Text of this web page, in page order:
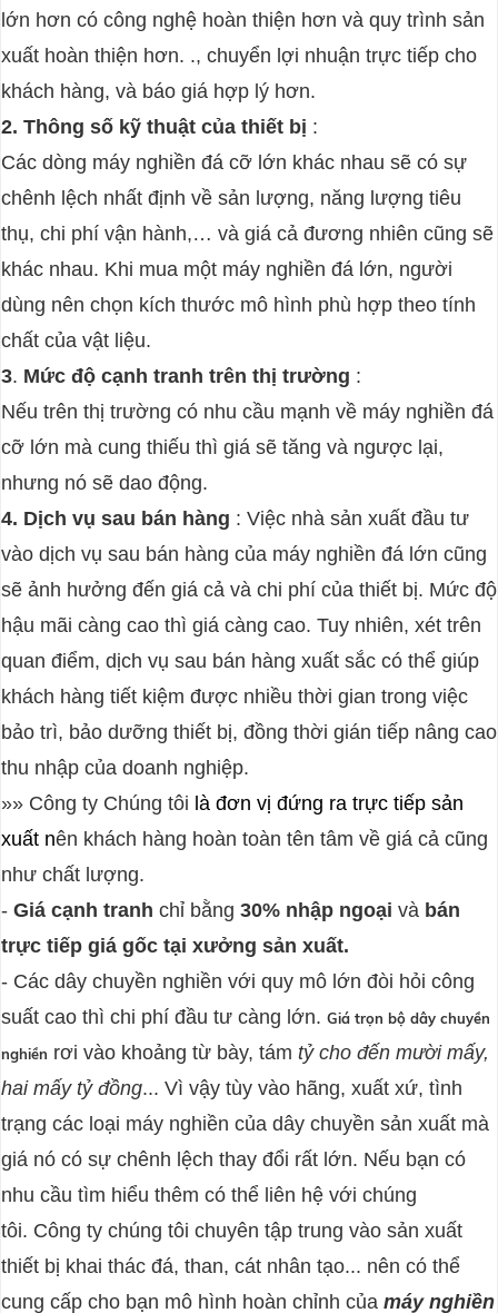
lớn hơn có công nghệ hoàn thiện hơn và quy trình sản
xuất hoàn thiện hơn. ., chuyển lợi nhuận trực tiếp cho
khách hàng, và báo giá hợp lý hơn.
2. Thông số kỹ thuật của thiết bị :
Các dòng máy nghiền đá cỡ lớn khác nhau sẽ có sự
chênh lệch nhất định về sản lượng, năng lượng tiêu
thụ, chi phí vận hành,… và giá cả đương nhiên cũng sẽ
khác nhau. Khi mua một máy nghiền đá lớn, người
dùng nên chọn kích thước mô hình phù hợp theo tính
chất của vật liệu.
3. Mức độ cạnh tranh trên thị trường :
Nếu trên thị trường có nhu cầu mạnh về máy nghiền đá
cỡ lớn mà cung thiếu thì giá sẽ tăng và ngược lại,
nhưng nó sẽ dao động.
4. Dịch vụ sau bán hàng : Việc nhà sản xuất đầu tư
vào dịch vụ sau bán hàng của máy nghiền đá lớn cũng
sẽ ảnh hưởng đến giá cả và chi phí của thiết bị. Mức độ
hậu mãi càng cao thì giá càng cao. Tuy nhiên, xét trên
quan điểm, dịch vụ sau bán hàng xuất sắc có thể giúp
khách hàng tiết kiệm được nhiều thời gian trong việc
bảo trì, bảo dưỡng thiết bị, đồng thời gián tiếp nâng cao
thu nhập của doanh nghiệp.
»» Công ty Chúng tôi là đơn vị đứng ra trực tiếp sản
xuất nên khách hàng hoàn toàn tên tâm về giá cả cũng
như chất lượng.
- Giá cạnh tranh chỉ bằng 30% nhập ngoại và bán
trực tiếp giá gốc tại xưởng sản xuất.
- Các dây chuyền nghiền với quy mô lớn đòi hỏi công
suất cao thì chi phí đầu tư càng lớn. Giá trọn bộ dây chuyền
nghiền rơi vào khoảng từ bày, tám tỷ cho đến mười mấy,
hai mấy tỷ đồng... Vì vậy tùy vào hãng, xuất xứ, tình
trạng các loại máy nghiền của dây chuyền sản xuất mà
giá nó có sự chênh lệch thay đổi rất lớn. Nếu bạn có
nhu cầu tìm hiểu thêm có thể liên hệ với chúng
tôi. Công ty chúng tôi chuyên tập trung vào sản xuất
thiết bị khai thác đá, than, cát nhân tạo... nên có thể
cung cấp cho bạn mô hình hoàn chỉnh của máy nghiền